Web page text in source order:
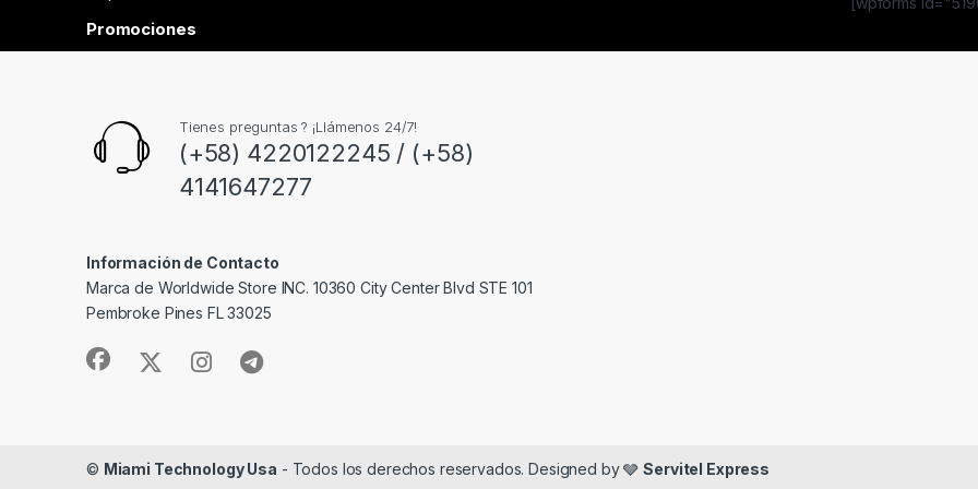
Promociones
Tienes preguntas ? ¡Llámenos 24/7!
(+58) 4220122245 / (+58)
4141647277
Información de Contacto
Marca de Worldwide Store INC. 10360 City Center Blvd STE 101
Pembroke Pines FL 33025
© Miami Technology Usa - Todos los derechos reservados. Designed by 🩶Servitel Express